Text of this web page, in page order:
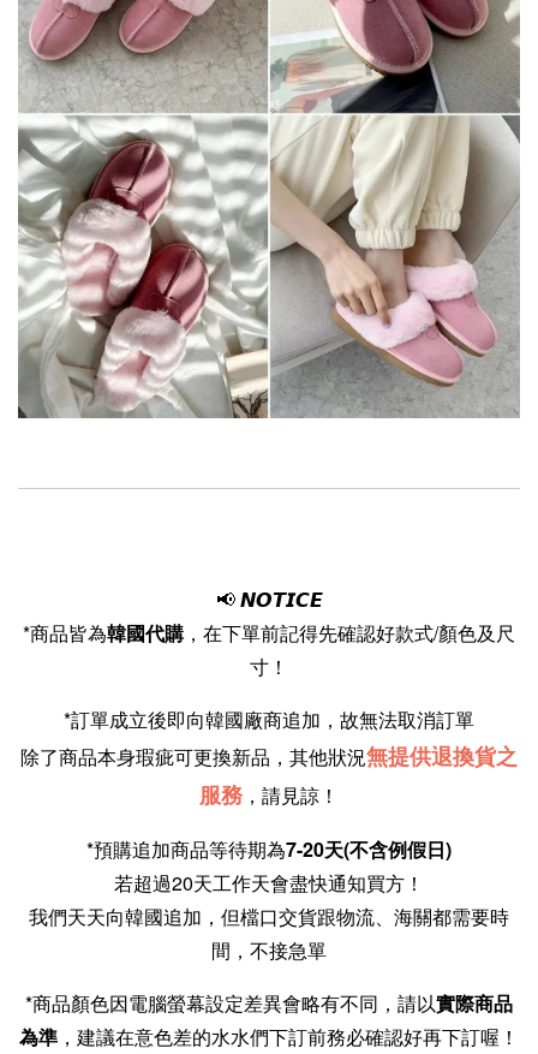
📢𝙉𝙊𝙏𝙄𝘾𝙀
*商品皆為韓國代購 ，在下單前記得先確認好款式/顏色及尺
寸！
*訂單成立後即向韓國廠商追加，故無法取消訂單
除了商品本身瑕疵可更換新品，其他狀況無提供退換貨之
服務 ，請見諒！
*預購追加商品等待期為7-20天(不含例假日)
若超過20天工作天會盡快通知買方！
我們天天向韓國追加，但檔口交貨跟物流、海關都需要時
間，不接急單
*商品顏色因電腦螢幕設定差異會略有不同，請以實際商品
為準 ，建議在意色差的水水們下訂前務必確認好再下訂喔！